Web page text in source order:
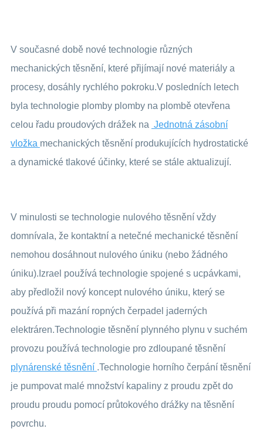
V současné době nové technologie různých
mechanických těsnění, které přijímají nové materiály a
procesy, dosáhly rychlého pokroku.V posledních letech
byla technologie plomby plomby na plombě otevřena
celou řadu proudových drážek na Jednotná zásobní
vložka mechanických těsnění produkujících hydrostatické
a dynamické tlakové účinky, které se stále aktualizují.
V minulosti se technologie nulového těsnění vždy
domnívala, že kontaktní a netečné mechanické těsnění
nemohou dosáhnout nulového úniku (nebo žádného
úniku).Izrael používá technologie spojené s ucpávkami,
aby předložil nový koncept nulového úniku, který se
používá při mazání ropných čerpadel jaderných
elektráren.Technologie těsnění plynného plynu v suchém
provozu používá technologie pro zdloupané těsnění
plynárenské těsnění .Technologie horního čerpání těsnění
je pumpovat malé množství kapaliny z proudu zpět do
proudu proudu pomocí průtokového drážky na těsnění
povrchu.